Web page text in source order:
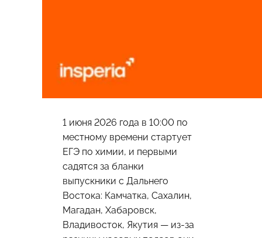
1 июня 2026 года в 10:00 по
местному времени стартует
ЕГЭ по химии, и первыми
садятся за бланки
выпускники с Дальнего
Востока: Камчатка, Сахалин,
Магадан, Хабаровск,
Владивосток, Якутия — из-за